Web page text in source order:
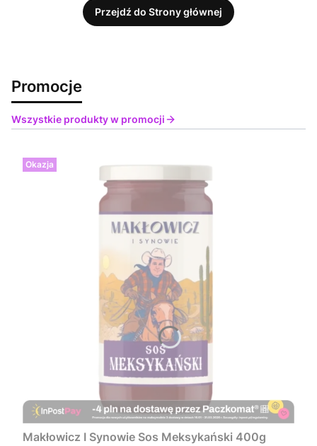
Przejdź do Strony głównej
Promocje
Wszystkie produkty w promocji
Okazja
Makłowicz I Synowie Sos Meksykański 400g